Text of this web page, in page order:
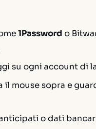
1Password o
su ogni account di
il mouse sopra e
o dati